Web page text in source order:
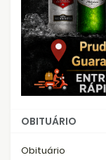
OBITUÁRIO
Obituário